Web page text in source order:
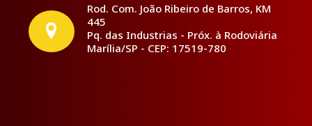
Rod. Com. João Ribeiro de Barros, KM
445
Pq. das Industrias - Próx. à Rodoviária
Marília/SP - CEP: 17519-780